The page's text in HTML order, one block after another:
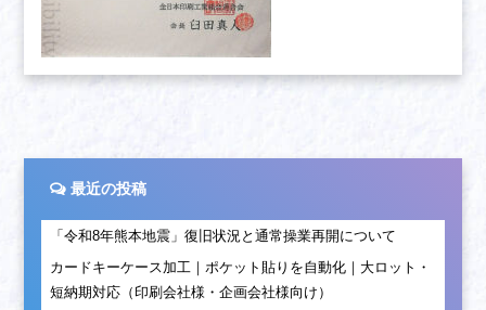
最近の投稿
「令和8年熊本地震」復旧状況と通常操業再開について
カードキーケース加工｜ポケット貼りを自動化｜大ロット・
短納期対応（印刷会社様・企画会社様向け）